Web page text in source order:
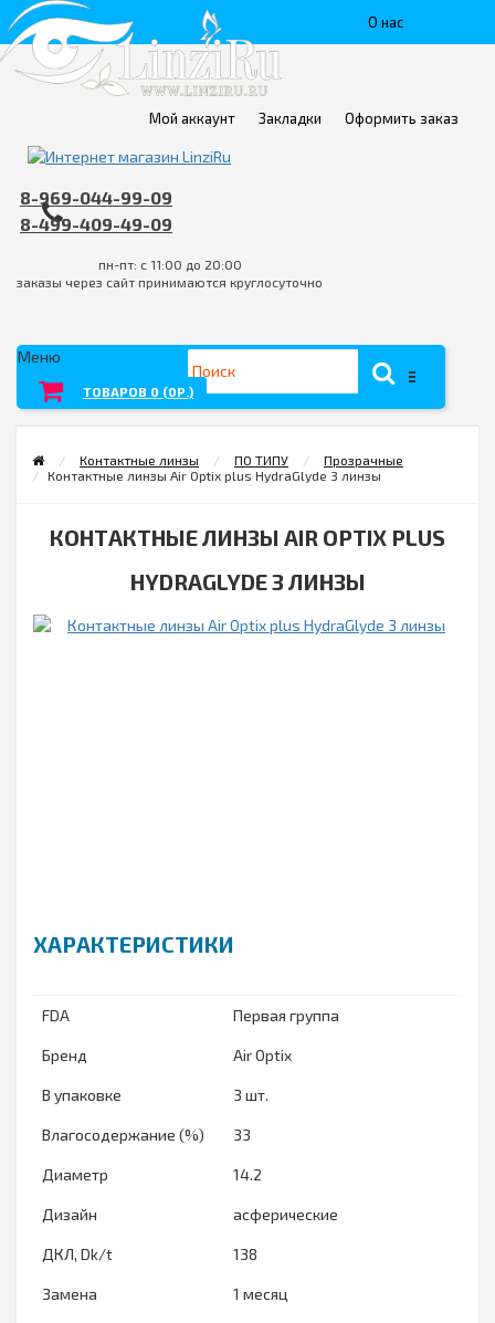
О нас
возврата
услуги
Мой аккаунт Закладки Оформить заказ
8-969-044-99-09
8-499-409-49-09
пн-пт: с 11:00 до 20:00
заказы через сайт принимаются круглосуточно
ТОВАРОВ 0 (0Р.)
Меню
Контактные линзы ПО ТИПУ
Прозрачные
Контактные линзы Air Optix plus HydraGlyde 3 линзы
КОНТАКТНЫЕ ЛИНЗЫ AIR OPTIX PLUS
HYDRAGLYDE 3 ЛИНЗЫ
ХАРАКТЕРИСТИКИ
FDA Первая группа
Бренд Air Optix
В упаковке 3 шт.
Влагосодержание (%) 33
Диаметр 14.2
Дизайн асферические
ДКЛ, Dk/t 138
Замена 1 месяц